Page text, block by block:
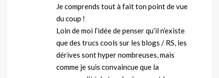
Je comprends tout à fait ton point de vue
du coup !
Loin de moi l’idée de penser qu’il n’existe
que des trucs cools sur les blogs / RS, les
dérives sont hyper nombreuses, mais
comme je suis convaincue que la